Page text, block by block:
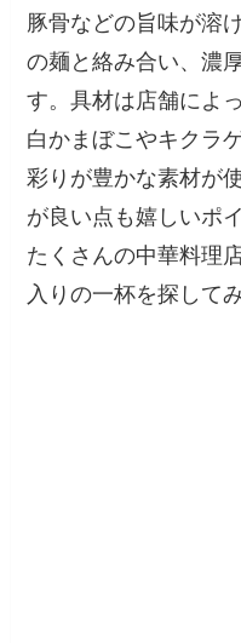
豚骨などの旨味が溶
の麺と絡み合い、濃
す。具材は店舗によ
白かまぼこやキクラ
彩りが豊かな素材が
が良い点も嬉しいポ
たくさんの中華料理
入りの一杯を探して